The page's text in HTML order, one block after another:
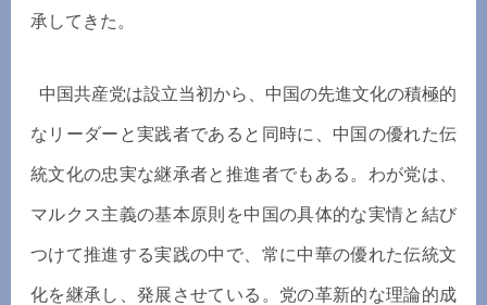
承してきた。
中国共産党は設立当初から、中国の先進文化の積極的
なリーダーと実践者であると同時に、中国の優れた伝
統文化の忠実な継承者と推進者でもある。わが党は、
マルクス主義の基本原則を中国の具体的な実情と結び
つけて推進する実践の中で、常に中華の優れた伝統文
化を継承し、発展させている。党の革新的な理論的成